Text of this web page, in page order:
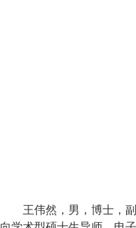
王伟然，男，博士，